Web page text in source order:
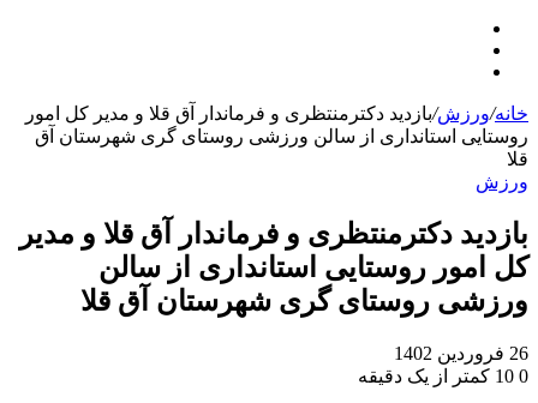
خانه/ورزش/بازدید دکترمنتظری و فرماندار آق قلا و مدیر کل امور
روستایی استانداری از سالن ورزشی روستای گری شهرستان آق
قلا
ورزش
بازدید دکترمنتظری و فرماندار آق قلا و مدیر
کل امور روستایی استانداری از سالن
ورزشی روستای گری شهرستان آق قلا
26 فروردین 1402
0
کمتر از یک دقیقه